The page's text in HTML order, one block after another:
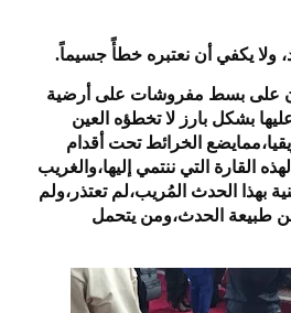
ولا يكفي أن نعتبره خطأً جسيماً.
على بسط مفروشات على أرضية
بشكل بارز لا تخطؤه العين
الخرائط تحت أقدام
القارة التي ننتمي إليها،والغريب
بهذا الحدث المُريب،لم تعتذر،ولم
طبيعة الحدث،ومن يتحمل